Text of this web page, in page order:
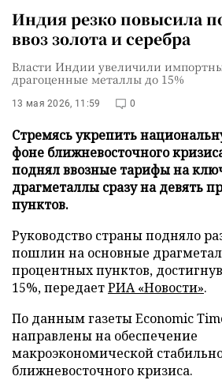
Индия резко повысила
ввоз золота и серебра
Власти Индии увеличили
драгоценные металлы до 15%
13 мая 2026, 11:59 0
Стремясь укрепить
фоне ближневосточного
поднял ввозные тарифы на
драгметаллы сразу на девять
пунктов.
Руководство страны подняло
пошлин на основные
процентных пунктов,
15%, передаетРИА «Новости».
По данным газеты Economic
направлены на обеспечение
макроэкономической
ближневосточного кризиса.